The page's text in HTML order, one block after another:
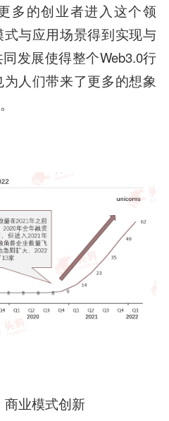
多的创业者进入这个领
与应用场景得到实现与
发展使得整个Web3.0行
人们带来了更多的想象
商业模式创新